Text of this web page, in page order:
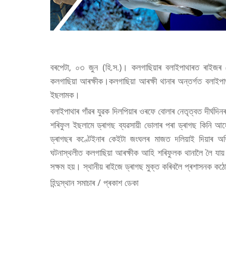
বৰপেটা, ০৩ জুন (হি.স.)। কলগাছিয়াৰ বলাইপাথাৰত
কলগাছিয়া আৰক্ষীক।কলগাছিয়া আৰক্ষী থানাৰ অন্তৰ্গত
ইছলামক।
বলাইপাথাৰ গাঁৱৰ যুৱক দিলপিয়াৰ ওৰফে বোলাৰ নেতৃত্বত
শৰিফুল ইছলামে ড্ৰাগছ ব্যৱসায়ী ভোলাৰ পৰা ড্ৰাগছ
ড্ৰাগছৰ কণ্টেইনাৰ কেইটা জংঘলৰ মাজত দলিয়াই দিয়াৰ
ঘটনাস্থলীত কলগাছিয়া আৰক্ষীক আহি শৰিফুলক থানালৈ লৈ
সক্ষম হয়। স্থানীয় ৰাইজে ড্ৰাগছ মুক্ত কৰিবলৈ প্ৰশাসনক
হিন্দুস্থান সমাচাৰ / প্ৰকাশ ডেকা